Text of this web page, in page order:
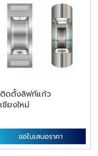
ติดตั้งลิฟท์แก้ว
เชียงใหม่
ขอใบเสนอราคา